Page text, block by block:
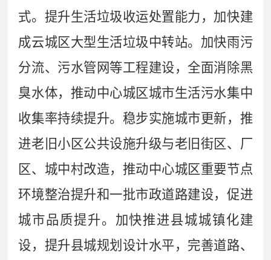
式。 提升生活垃圾收运处置能力，加快建
成云城区大型生活垃圾中转站。加快雨污
分流、污水管网等工程建设，全面消除黑
臭水体，推动中心城区城市生活污水集中
收集率持续提升。稳步实施城市更新，推
进老旧小区公共设施升级与老旧街区、厂
区、城中村改造，推动中心城区重要节点
环境整治提升和一批市政道路建设，促进
城市品质提升。加快推进县城城镇化建
设， 提升县城规划设计水平， 完善道路、